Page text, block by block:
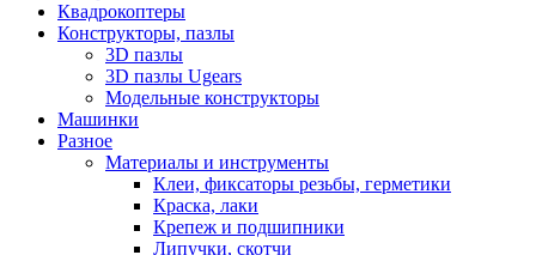
Квадрокоптеры
Конструкторы, пазлы
3D пазлы
3D пазлы Ugears
Модельные конструкторы
Машинки
Разное
Материалы и инструменты
Клеи, фиксаторы резьбы, герметики
Краска, лаки
Крепеж и подшипники
Липучки, скотчи